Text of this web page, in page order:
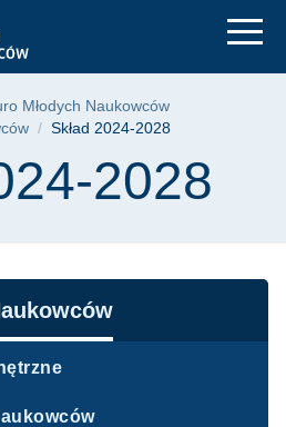
2028 |
Młodych Naukowców
Skład 2024-2028
2028